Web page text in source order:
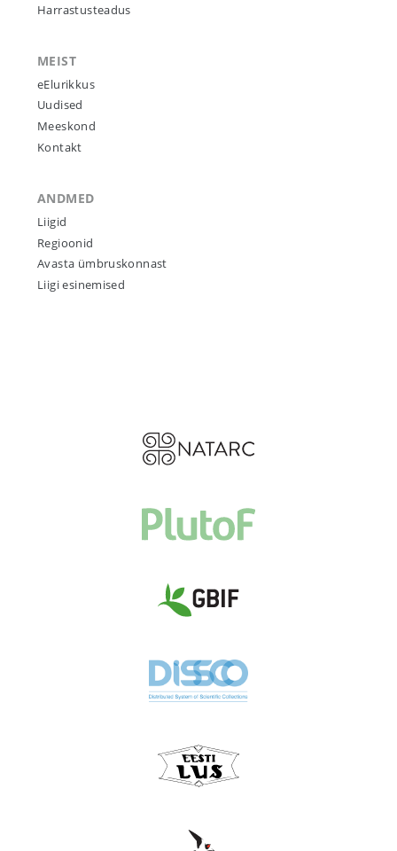
Harrastusteadus
MEIST
eElurikkus
Uudised
Meeskond
Kontakt
ANDMED
Liigid
Regioonid
Avasta ümbruskonnast
Liigi esinemised